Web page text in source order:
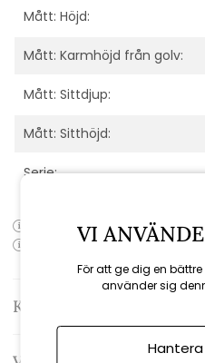
Mått: Höjd:
Mått: Karmhöjd från golv:
Mått: Sittdjup:
Mått: Sitthöjd:
Serie:
Produktens
Produktens EAN-kod:
Kontakta oss
VI
För att ge dig en
använder sig